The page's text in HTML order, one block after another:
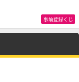
事前登録くじ